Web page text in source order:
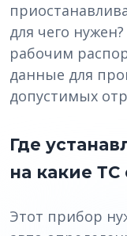
для чего
рабочим
данные для
допустимых
Где
на какие ТС
Этот прибор